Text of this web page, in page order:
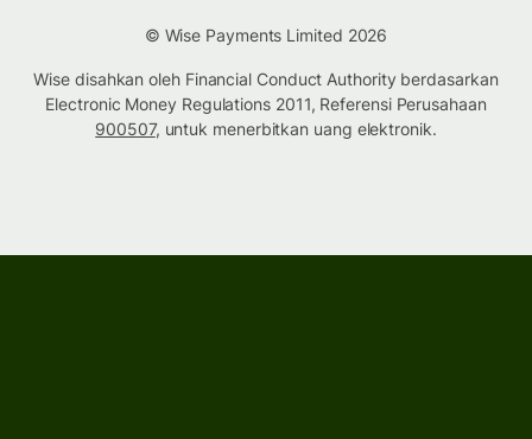
© Wise Payments Limited 2026
Wise disahkan oleh Financial Conduct Authority berdasarkan
Electronic Money Regulations 2011, Referensi Perusahaan
900507, untuk menerbitkan uang elektronik.